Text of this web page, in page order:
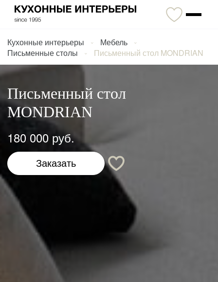
Кухонные интерьеры
Мебель
Письменные столы
Письменный стол MONDRIAN
Письменный стол
MONDRIAN
180 000 руб.
Заказать